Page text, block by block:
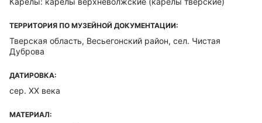
ТЕРРИТОРИЯ ПО МУЗЕЙНОЙ ДОКУМЕНТАЦИИ:
Тверская область, Весьегонский район, сел. Чистая
Дуброва
ДАТИРОВКА:
сер. ХХ века
МАТЕРИАЛ: